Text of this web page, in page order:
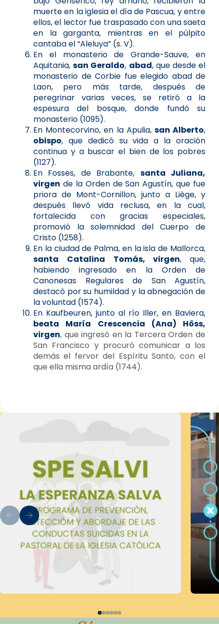
muerte en la iglesia el día de Pascua, y entre
ellos, el lector fue traspasado con una saeta
en la garganta, mientras en el púlpito
cantaba el “Aleluya” (s. V).
En el monasterio de Grande-Sauve, en
Aquitania,san Geraldo, abad, que desde el
monasterio de Corbie fue elegido abad de
Laon, pero más tarde, después de
peregrinar varias veces, se retiró a la
espesura del bosque, donde fundó su
monasterio (1095).
En Montecorvino, en la Apulia, san Alberto,
obispo, que dedicó su vida a la oración
continua y a buscar el bien de los pobres
(1127).
En Fosses, de Brabante, santa Juliana,
virgen de la Orden de San Agustín, que fue
priora de Mont-Cornillon, junto a Liège, y
después llevó vida reclusa, en la cual,
fortalecida con gracias especiales,
promovió la solemnidad del Cuerpo de
Cristo (1258).
En la ciudad de Palma, en la isla de Mallorca,
santa
Catalina Tomás, virgen, que,
habiendo ingresado en la Orden de
Canonesas Regulares de San Agustín,
destacó por su humildad y la abnegación de
la voluntad (1574).
En Kaufbeuren, junto al río Iller, en Baviera,
beata María Crescencia (Ana) Höss,
virgen, que ingresó en la Tercera Orden de
San Francisco y procuró comunicar a los
demás el fervor del Espíritu Santo, con el
que ella misma ardía (1744).